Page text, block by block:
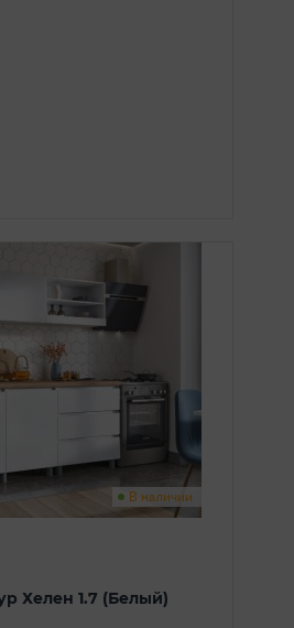
В наличии
Хелен 1.7 (Белый)